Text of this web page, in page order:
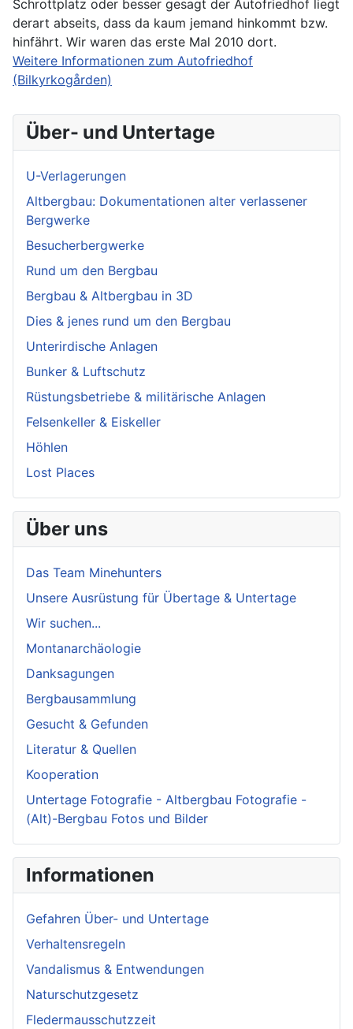
Schrottplatz oder besser gesagt der Autofriedhof liegt
derart abseits, dass da kaum jemand hinkommt bzw.
hinfährt. Wir waren das erste Mal 2010 dort.
Weitere Informationen zum Autofriedhof
(Bilkyrkogården)
Über- und Untertage
U-Verlagerungen
Altbergbau: Dokumentationen alter verlassener
Bergwerke
Besucherbergwerke
Rund um den Bergbau
Bergbau & Altbergbau in 3D
Dies & jenes rund um den Bergbau
Unterirdische Anlagen
Bunker & Luftschutz
Rüstungsbetriebe & militärische Anlagen
Felsenkeller & Eiskeller
Höhlen
Lost Places
Über uns
Das Team Minehunters
Unsere Ausrüstung für Übertage & Untertage
Wir suchen...
Montanarchäologie
Danksagungen
Bergbausammlung
Gesucht & Gefunden
Literatur & Quellen
Kooperation
Untertage Fotografie - Altbergbau Fotografie -
(Alt)-Bergbau Fotos und Bilder
Informationen
Gefahren Über- und Untertage
Verhaltensregeln
Vandalismus & Entwendungen
Naturschutzgesetz
Fledermausschutzzeit